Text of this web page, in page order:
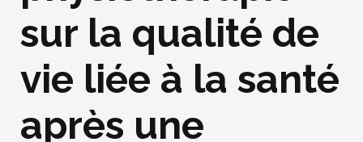
sur la qualité de
vie liée à la santé
après une